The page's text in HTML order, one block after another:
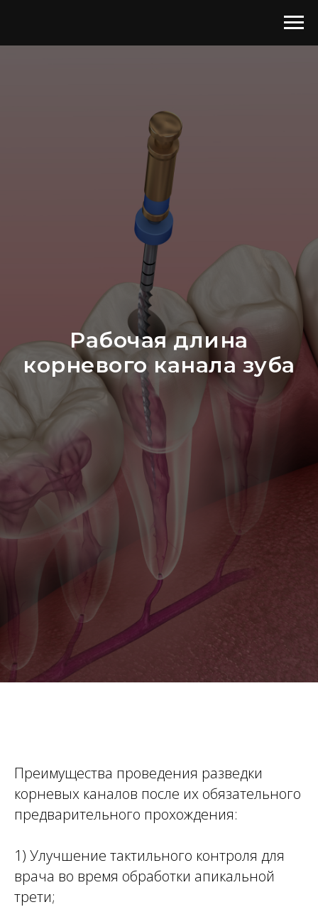
Рабочая длина
корневого канала зуба
Преимущества проведения разведки
корневых каналов после их обязательного
предварительного прохождения:
1) Улучшение тактильного контроля для
врача во время обработки апикальной
трети;